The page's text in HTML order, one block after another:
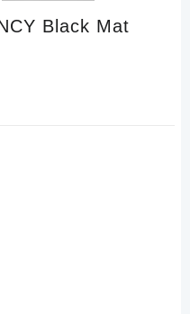
Black Mat